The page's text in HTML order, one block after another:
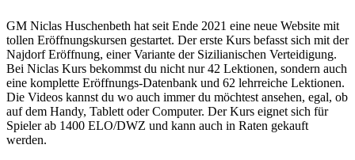
GM Niclas Huschenbeth hat seit Ende 2021 eine neue Website mit
tollen Eröffnungskursen gestartet. Der erste Kurs befasst sich mit der
Najdorf Eröffnung, einer Variante der Sizilianischen Verteidigung.
Bei Niclas Kurs bekommst du nicht nur 42 Lektionen, sondern auch
eine komplette Eröffnungs-Datenbank und 62 lehrreiche Lektionen.
Die Videos kannst du wo auch immer du möchtest ansehen, egal, ob
auf dem Handy, Tablett oder Computer. Der Kurs eignet sich für
Spieler ab 1400 ELO/DWZ und kann auch in Raten gekauft
werden.